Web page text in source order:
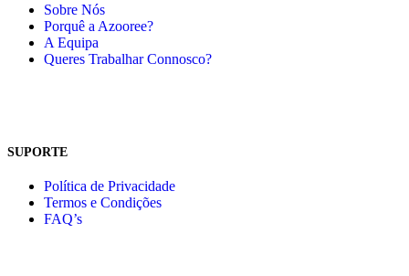
Sobre Nós
Porquê a Azooree?
A Equipa
Queres Trabalhar Connosco?
SUPORTE
Política de Privacidade
Termos e Condições
FAQ’s